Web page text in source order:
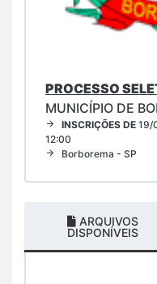
PROCESSO
MUNICÍPIO DE
INSCRIÇÕES DE 19/
12:00
Borborema - SP
ARQUIVOS
DISPONÍVEIS